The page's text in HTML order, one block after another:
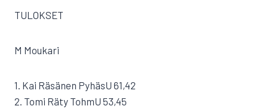
TULOKSET
M Moukari
1. Kai Räsänen PyhäsU 61,42
2. Tomi Räty TohmU 53,45